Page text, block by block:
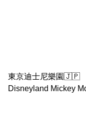
東京迪士尼樂園🇯🇵
Disneyland Mickey